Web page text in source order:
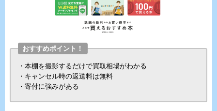
おすすめポイント！
・本棚を撮影するだけで買取相場がわかる
・キャンセル時の返送料は無料
・寄付に強みがある